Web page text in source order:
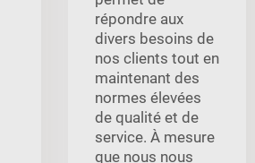
répondre aux
divers besoins de
nos clients tout en
maintenant des
normes élevées
de qualité et de
service. À mesure
que nous nous